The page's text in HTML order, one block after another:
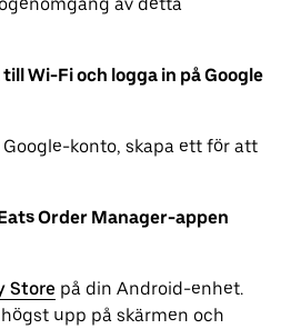
Wi-Fi och logga in på Google
konto, skapa ett för att
Order Manager-appen
Store på din Android-enhet.
högst upp på skärmen och